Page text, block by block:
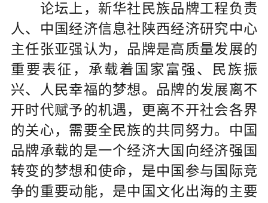
论坛上，新华社民族品牌工程负责
人、中国经济信息社陕西经济研究中心
主任张亚强认为，品牌是高质量发展的
重要表征，承载着国家富强、民族振
兴、人民幸福的梦想。品牌的发展离不
开时代赋予的机遇，更离不开社会各界
的关心，需要全民族的共同努力。中国
品牌承载的是一个经济大国向经济强国
转变的梦想和使命，是中国参与国际竞
争的重要动能，是中国文化出海的主要